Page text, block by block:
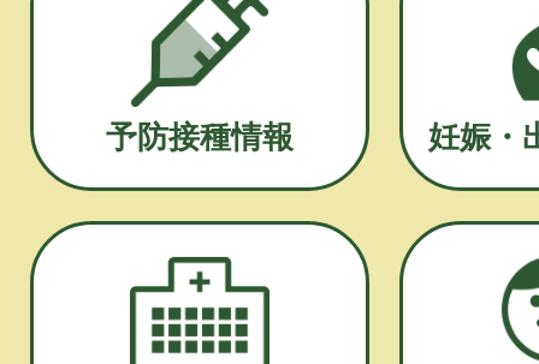
予防接種情報 妊娠・